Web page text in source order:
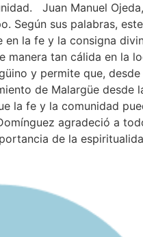
Juan Manuel
Según sus palabras,
en la fe y la consigna
manera tan cálida en la
y permite que,
de Malargüe
la fe y la comunidad
agradeció a
de la